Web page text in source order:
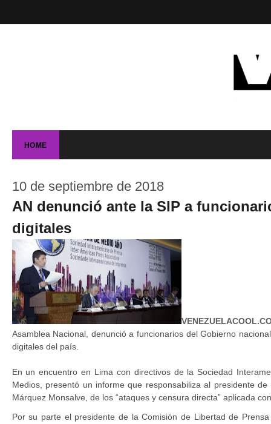
HOME
10 de septiembre de 2018
AN denunció ante la SIP a
digitales
Asamblea Nacional, denunció a funcionarios del Gobierno
digitales del país.
En un encuentro en Lima con directivos de la Sociedad
Medios, presentó un informe que responsabiliza al presidente
Márquez Monsalve, de los “ataques y censura directa” aplicada
Por su parte el presidente de la Comisión de Libertad de